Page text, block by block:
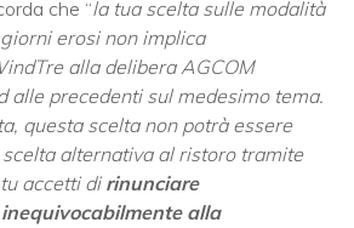
che “la tua scelta sulle modalità
erosi non implica
alla delibera AGCOM
alle precedenti sul medesimo tema.
questa scelta non potrà essere
alternativa al ristoro tramite
accetti dirinunciare
alla